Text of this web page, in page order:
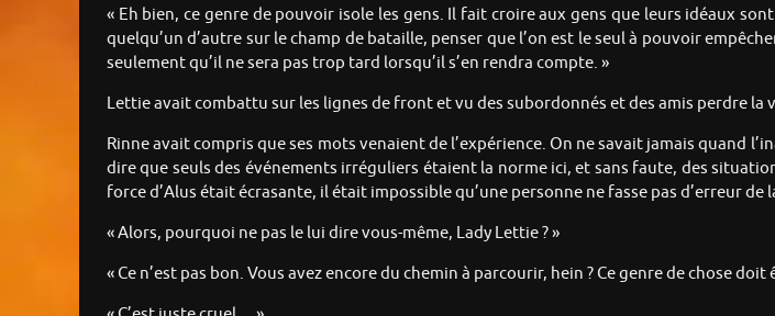
« Eh bien, ce genre de pouvoir isole les gens. Il fait croire aux gens que leurs idéaux
quelqu’un d’autre sur le champ de bataille, penser que l’on est le seul à pouvoir
seulement qu’il ne sera pas trop tard lorsqu’il s’en rendra compte. »
Lettie avait combattu sur les lignes de front et vu des subordonnés et des amis perdre la
Rinne avait compris que ses mots venaient de l’expérience. On ne savait jamais quand
dire que seuls des événements irréguliers étaient la norme ici, et sans faute, des
force d’Alus était écrasante, il était impossible qu’une personne ne fasse pas d’erreur de
« Alors, pourquoi ne pas le lui dire vous-même, Lady Lettie ? »
« Ce n’est pas bon. Vous avez encore du chemin à parcourir, hein ? Ce genre de chose